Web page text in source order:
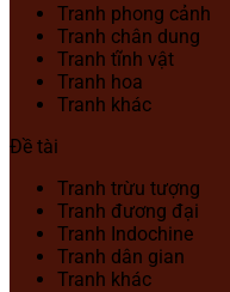
Tranh phong cảnh
Tranh chân dung
Tranh tĩnh vật
Tranh hoa
Tranh khác
Đề tài
Tranh trừu tượng
Tranh đương đại
Tranh Indochine
Tranh dân gian
Tranh khác